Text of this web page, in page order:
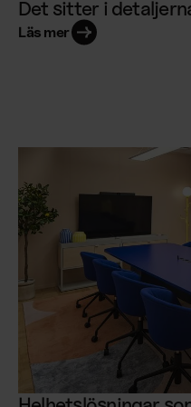
Det sitter i
Läs mer